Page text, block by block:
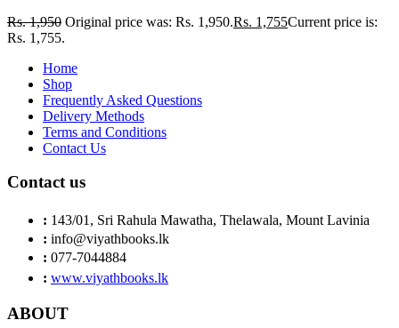
Rs.1,950 Original price was: Rs. 1,950.Rs. 1,755Current price is:
Rs. 1,755.
Home
Shop
Frequently Asked Questions
Delivery Methods
Terms and Conditions
Contact Us
Contact us
: 143/01, Sri Rahula Mawatha, Thelawala, Mount Lavinia
: info@viyathbooks.lk
: 077-7044884
: www.viyathbooks.lk
ABOUT